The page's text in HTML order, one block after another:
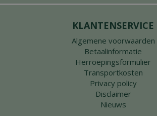
KLANTENSERVICE
Algemene voorwaarden
Betaalinformatie
Herroepingsformulier
Transportkosten
Privacy policy
Disclaimer
Nieuws